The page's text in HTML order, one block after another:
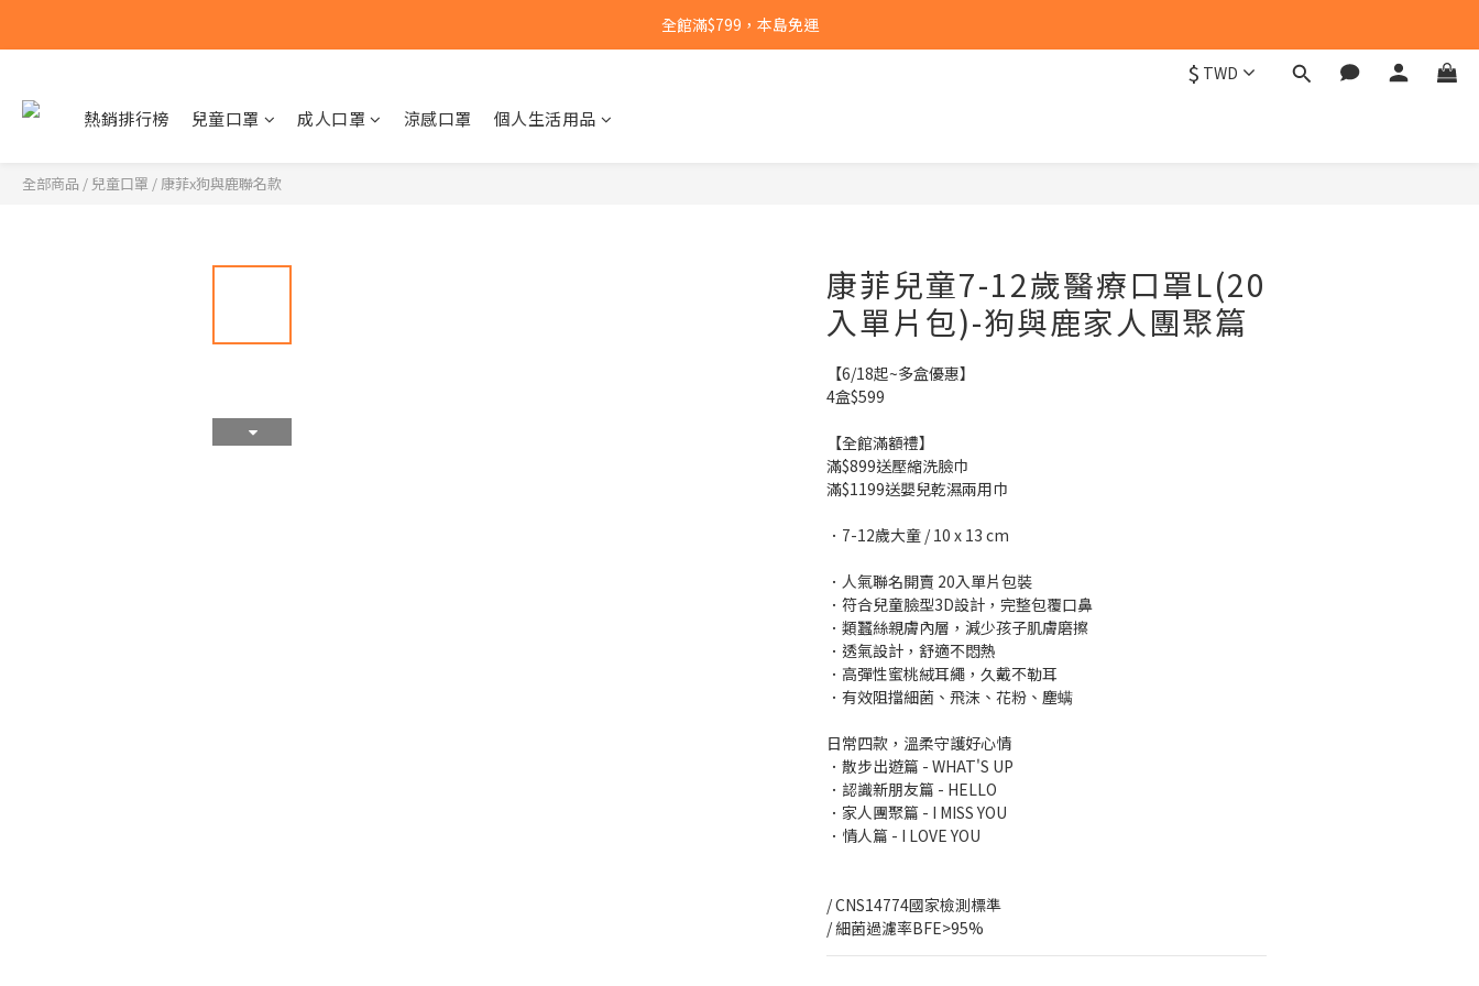
【點此】加入LINE好友，下單即送獨家禮
全館滿$799，本島免運
$ TWD
熱銷排行榜 兒童口罩 成人口罩 涼感口罩 個人生活用品
全部商品 / 兒童口罩 / 康菲x狗與鹿聯名款
康菲兒童7-12歲醫療口罩L(20
入單片包)-狗與鹿家人團聚篇
【6/18起~多盒優惠】
4盒$599
【全館滿額禮】
滿$899送壓縮洗臉巾
滿$1199送嬰兒乾濕兩用巾
．7-12歲大童 / 10 x 13 cm
．人氣聯名開賣 20入單片包裝
．符合兒童臉型3D設計，完整包覆口鼻
．類蠶絲親膚內層，減少孩子肌膚磨擦
．透氣設計，舒適不悶熱
．高彈性蜜桃絨耳繩，久戴不勒耳
．有效阻擋細菌、飛沫、花粉、塵螨
日常四款，溫柔守護好心情
．散步出遊篇 - WHAT'S UP
．認識新朋友篇 - HELLO
．家人團聚篇 - I MISS YOU
．情人篇 - I LOVE YOU
/ CNS14774國家檢測標準
/ 細菌過濾率BFE>95%